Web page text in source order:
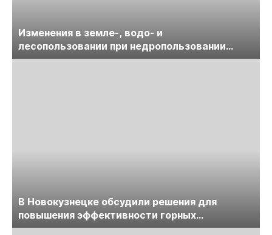
Изменения в земле-, водо- и
лесопользовании при недропользовании
обсудят на семинаре «ПравоТЭК»
В Новокузнецке обсудили решения для
повышения эффективности горных
предприятий